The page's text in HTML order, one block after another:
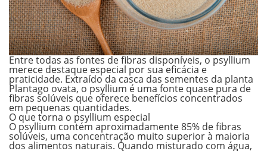
Entre todas as fontes de fibras disponíveis, o psyllium
merece destaque especial por sua eficácia e
praticidade. Extraído da casca das sementes da planta
Plantago ovata, o psyllium é uma fonte quase pura de
fibras solúveis que oferece benefícios concentrados
em pequenas quantidades.
O que torna o psyllium especial
O psyllium contém aproximadamente 85% de fibras
solúveis, uma concentração muito superior à maioria
dos alimentos naturais. Quando misturado com água,